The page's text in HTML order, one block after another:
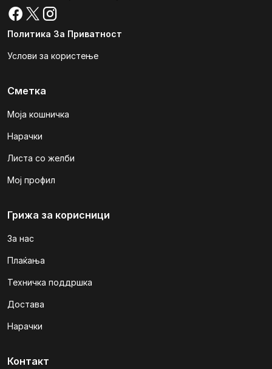
Политика За Приватност
Услови за користење
Сметка
Моја кошничка
Нарачки
Листа со желби
Мој профил
Грижа за корисници
За нас
Плаќања
Техничка поддршка
Достава
Нарачки
Контакт